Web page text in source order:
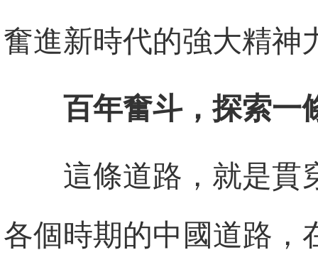
奮進新時代的強大精神
百年奮斗，探索一
這條道路，就是貫
各個時期的中國道路，